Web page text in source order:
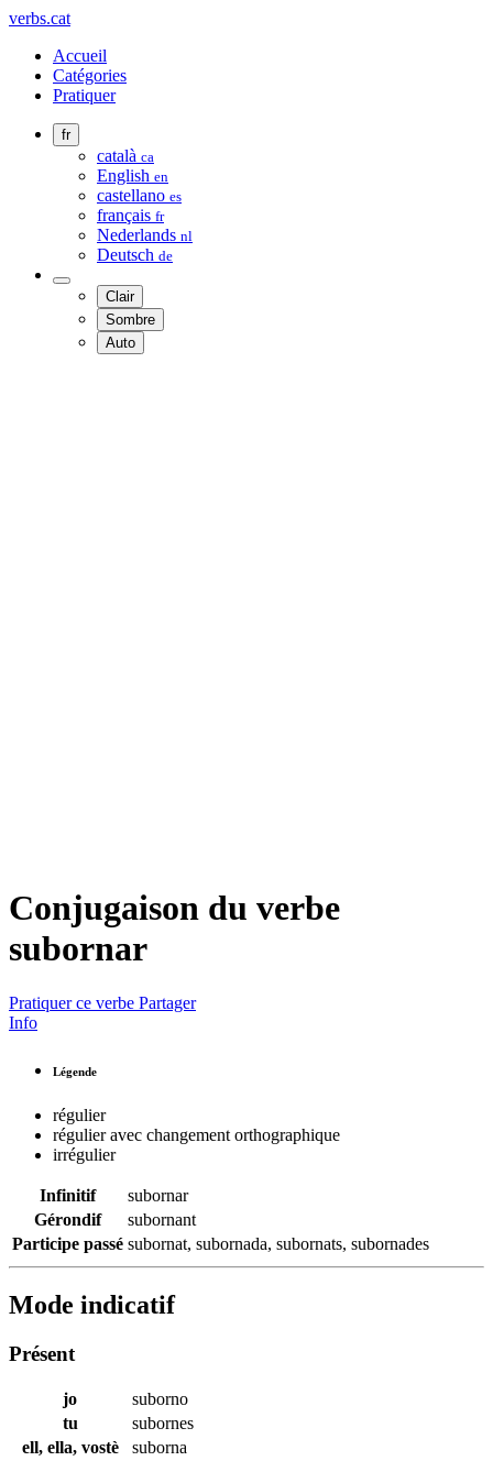
verbs.cat
Accueil
Catégories
Pratiquer
fr
català ca
English en
castellano es
français fr
Nederlands nl
Deutsch de
Clair
Sombre
Auto
Conjugaison du verbe
subornar
Pratiquer ce verbe Partager
Info
Légende
régulier
régulier avec changement orthographique
irrégulier
Infinitif
subornar
Gérondif
subornant
Participe passé subornat, subornada, subornats, subornades
Mode indicatif
Présent
jo
suborno
tu
subornes
ell, ella, vostè
suborna